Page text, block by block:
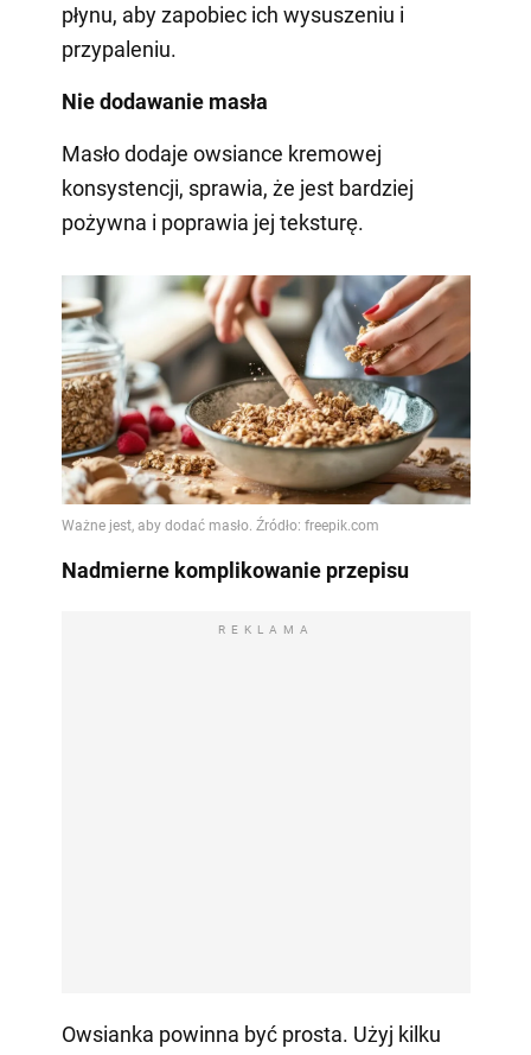
płynu, aby zapobiec ich wysuszeniu i
przypaleniu.
Nie dodawanie masła
Masło dodaje owsiance kremowej
konsystencji, sprawia, że jest bardziej
pożywna i poprawia jej teksturę.
Nadmierne komplikowanie przepisu
REKLAMA
Owsianka powinna być prosta. Użyj kilku